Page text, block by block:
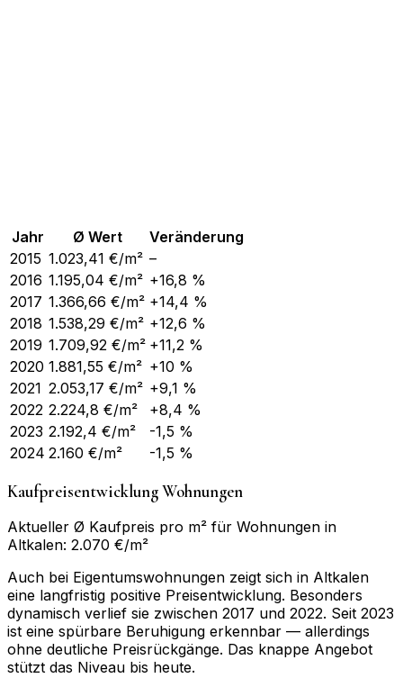
Jahr Ø Wert
Veränderung
2015 1.023,41 €/m² –
2016 1.195,04 €/m² +16,8 %
2017 1.366,66 €/m² +14,4 %
2018 1.538,29 €/m² +12,6 %
2019 1.709,92 €/m² +11,2 %
2020 1.881,55 €/m² +10 %
2021 2.053,17 €/m² +9,1 %
2022 2.224,8 €/m²
+8,4 %
2023 2.192,4 €/m²
-1,5 %
2024 2.160 €/m² -1,5 %
Kaufpreisentwicklung Wohnungen
Aktueller Ø Kaufpreis pro m² für Wohnungen in
Altkalen: 2.070 €/m²
Auch bei Eigentumswohnungen zeigt sich in Altkalen
eine langfristig positive Preisentwicklung. Besonders
dynamisch verlief sie zwischen 2017 und 2022. Seit 2023
ist eine spürbare Beruhigung erkennbar — allerdings
ohne deutliche Preisrückgänge. Das knappe Angebot
stützt das Niveau bis heute.